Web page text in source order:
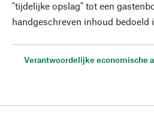
"tijdelijke opslag" tot een
handgeschreven inhoud bedoeld
Verantwoordelijke economische